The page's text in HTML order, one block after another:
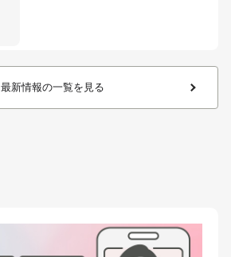
最新情報の一覧を見る